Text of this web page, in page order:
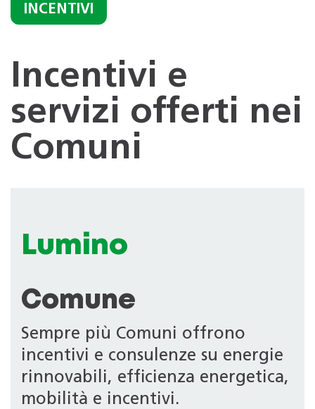
INCENTIVI
Incentivi e
servizi offerti nei
Comuni
Lumino
Comune
Sempre più Comuni offrono
incentivi e consulenze su energie
rinnovabili, efficienza energetica,
mobilità e incentivi.